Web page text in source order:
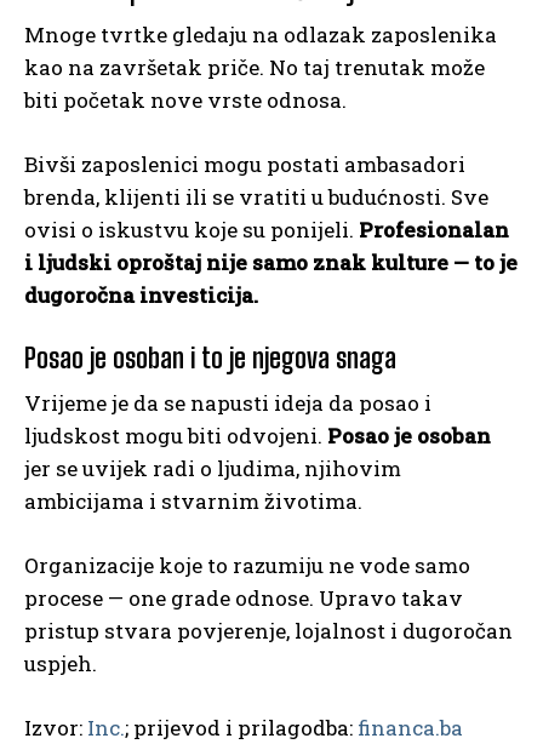
Mnoge tvrtke gledaju na odlazak zaposlenika
kao na završetak priče. No taj trenutak može
biti početak nove vrste odnosa.
Bivši zaposlenici mogu postati ambasadori
brenda, klijenti ili se vratiti u budućnosti. Sve
ovisi o iskustvu koje su ponijeli. Profesionalan
i ljudski oproštaj nije samo znak kulture — to je
dugoročna investicija.
Posao je osoban i to je njegova snaga
Vrijeme je da se napusti ideja da posao i
ljudskost mogu biti odvojeni. Posao je osoban
jer se uvijek radi o ljudima, njihovim
ambicijama i stvarnim životima.
Organizacije koje to razumiju ne vode samo
procese — one grade odnose. Upravo takav
pristup stvara povjerenje, lojalnost i dugoročan
uspjeh.
Izvor: Inc.; prijevod i prilagodba: financa.ba